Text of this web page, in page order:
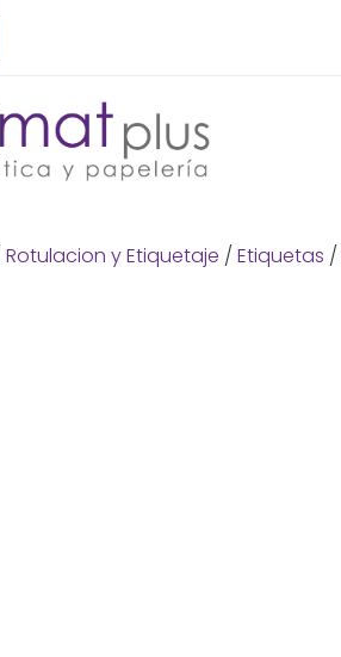
Rotulacion y Etiquetaje / Etiquetas /